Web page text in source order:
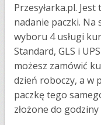
Przesyłarka.pl.
nadanie paczki. Na
wyboru 4 usługi
Standard, GLS i
możesz zamówić
dzień roboczy, a w
paczkę tego
złożone do godziny